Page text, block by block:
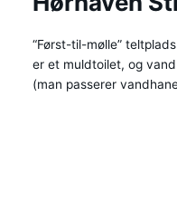
“Først-til-mølle”
er et muldtoilet, og
(man passerer